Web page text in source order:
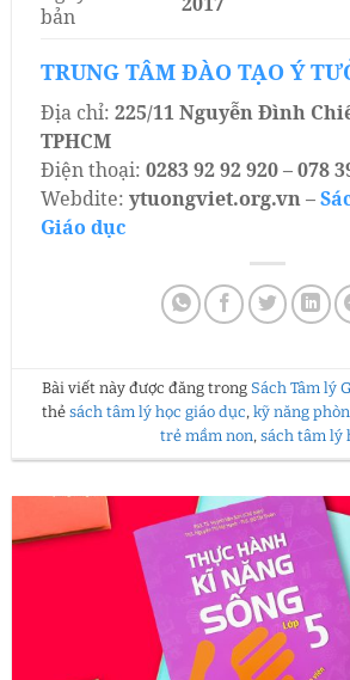
bản
TRUNG TÂM ĐÀO TẠO Ý
Địa chỉ: 225/11 Nguyễn Đình
TPHCM
Điện thoại: 0283 92 92 920 – 078
Webdite: ytuongviet.org.vn –
Giáo dục
Bài viết này được đăng trong Sách Tâm lý
thẻ sách tâm lý học giáo dục, kỹ năng
trẻ mầm non, sách tâm lý